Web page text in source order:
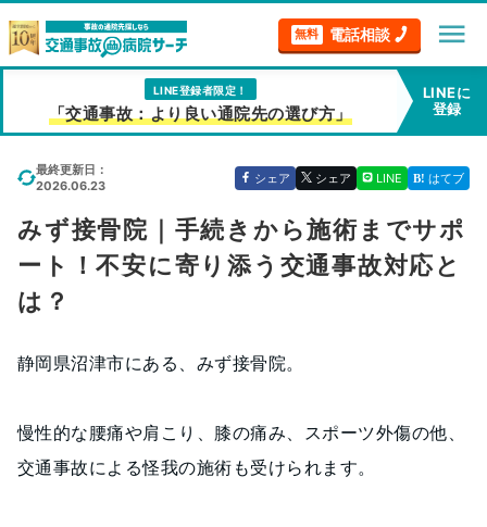
無料 電話相談 menu
LINE登録者限定！
「交通事故：より良い通院先の選び方」
LINEに
登録
最終更新日：
2026.06.23
シェア シェア LINE はてブ
みず接骨院｜手続きから施術までサポ
ート！不安に寄り添う交通事故対応と
は？
静岡県沼津市にある、みず接骨院。
慢性的な腰痛や肩こり、膝の痛み、スポーツ外傷の他、
交通事故による怪我の施術も受けられます。